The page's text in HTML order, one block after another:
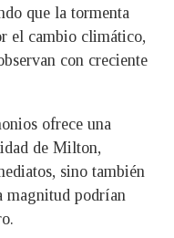
que la tormenta
el cambio climático,
con creciente
ofrece una
de Milton,
sino también
magnitud podrían